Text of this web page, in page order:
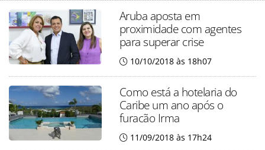
Aruba aposta em
proximidade com agentes
para superar crise
10/10/2018 às 18h07
Como está a hotelaria do
Caribe um ano após o
furacão Irma
11/09/2018 às 17h24